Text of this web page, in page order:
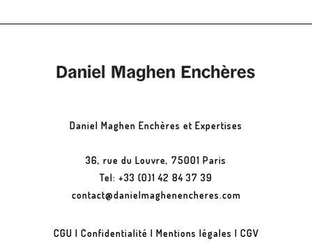
Daniel Maghen Enchères et Expertises
36, rue du Louvre, 75001 Paris
Tel: +33 (0)1 42 84 37 39
contact@danielmaghenencheres.com
CGU | Confidentialité | Mentions légales | CGV